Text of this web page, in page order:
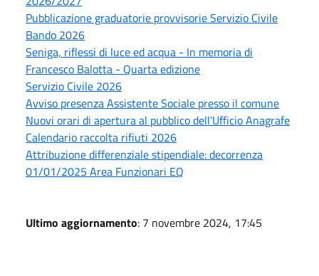
Pubblicazione graduatorie provvisorie Servizio Civile
Bando 2026
Seniga, riflessi di luce ed acqua - In memoria di
Francesco Balotta - Quarta edizione
Servizio Civile 2026
Avviso presenza Assistente Sociale presso il comune
Nuovi orari di apertura al pubblico dell’Ufficio Anagrafe
Calendario raccolta rifiuti 2026
Attribuzione differenziale stipendiale: decorrenza
01/01/2025 Area Funzionari EQ
Ultimo aggiornamento: 7 novembre 2024, 17:45